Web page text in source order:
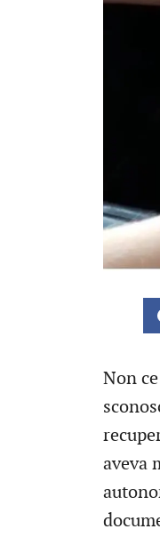
Non
aveva